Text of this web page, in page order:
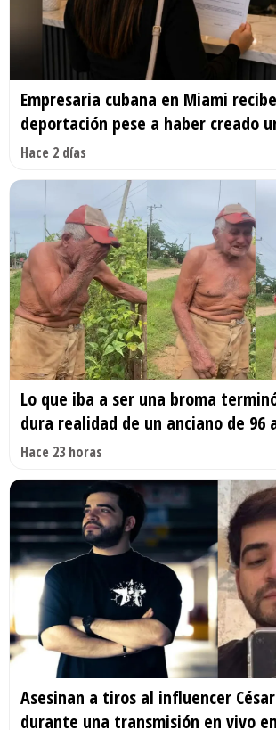
Empresaria cubana en Miami
deportación pese a haber creado
Hace 2 días
Lo que iba a ser una broma
dura realidad de un anciano de 96
Hace 23 horas
Asesinan a tiros al influencer
durante una transmisión en vivo en